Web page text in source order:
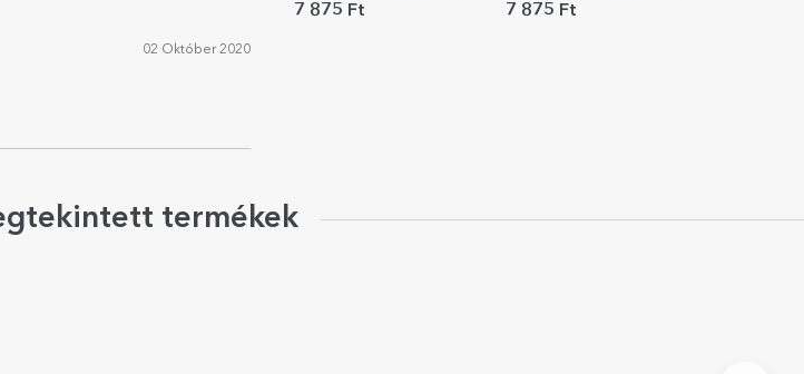
Explorers
7 875 Ft
Teacher
7 875 Ft
02 Október 2020
termékek